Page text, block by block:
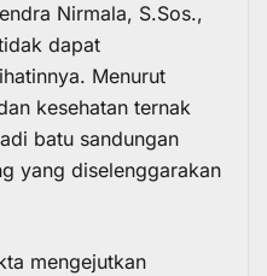
Nirmala, S.Sos.,
dapat
Menurut
kesehatan ternak
batu sandungan
yang diselenggarakan
mengejutkan